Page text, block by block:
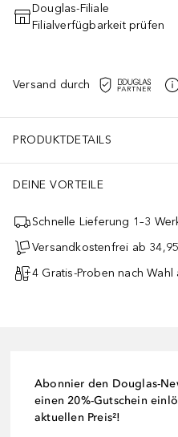
IN DEN
Douglas-Filiale
Filialverfügbarkeit prüfen
Versand durch
PRODUKTDETAILS
DEINE VORTEILE
Schnelle Lieferung 1–3
Versandkostenfrei ab
4 Gratis-Proben nach Wahl
Abonnier den Douglas-
einen 20%-Gutschein
aktuellen Preis²!